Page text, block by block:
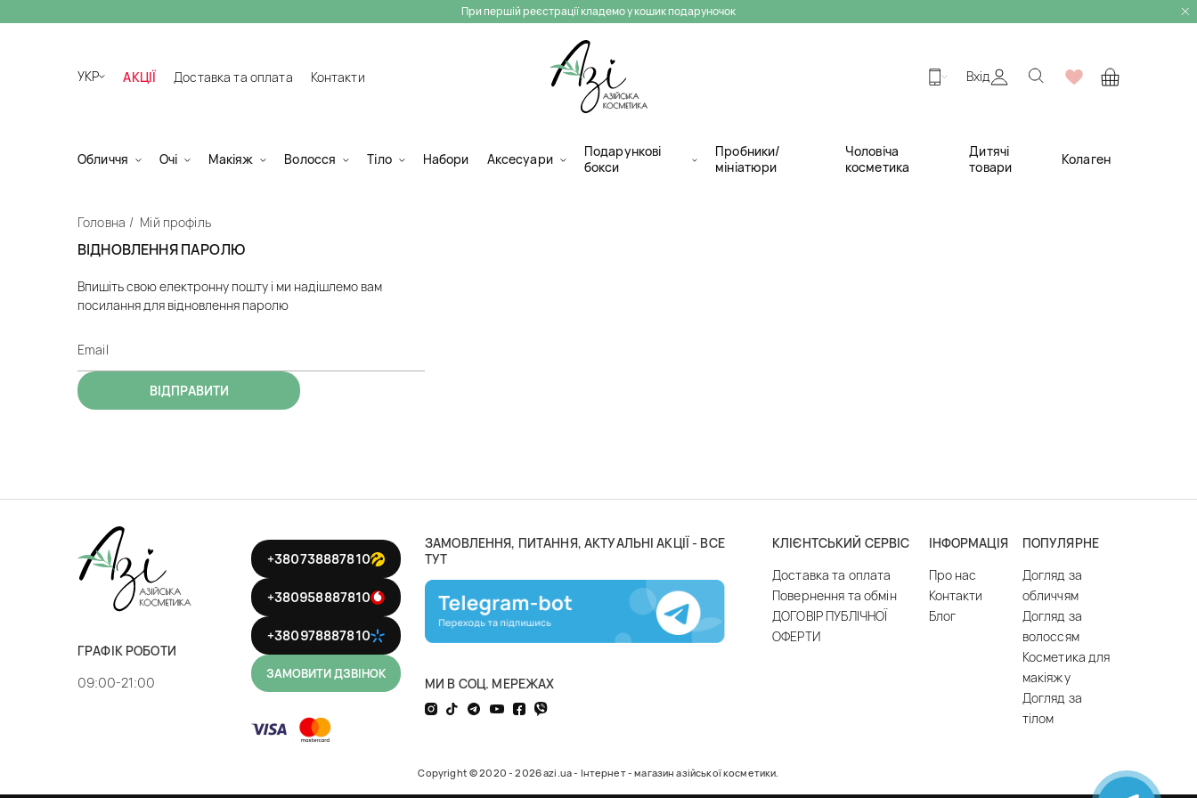
При першій реєстрації кладемо у кошик подаруночок
УКР АКЦІЇ Доставка та оплата Контакти Вхід
Обличчя Очі Макіяж Волосся Тіло Набори Аксесуари
Подарункові
бокси
Пробники/
мініатюри
Чоловіча
косметика
Дитячі
товари
Колаген
Головна Мій профіль
ВІДНОВЛЕННЯ ПАРОЛЮ
Впишіть свою електронну пошту і ми надішлемо вам
посилання для відновлення паролю
Alternative:
ГРАФІК РОБОТИ
09:00-21:00
ЗАМОВЛЕННЯ, ПИТАННЯ, АКТУАЛЬНІ АКЦІЇ - ВСЕ
ТУТ
МИ В СОЦ. МЕРЕЖАХ
КЛІЄНТСЬКИЙ СЕРВІС
Доставка та оплата
Повернення та обмін
ДОГОВІР ПУБЛІЧНОЇ
ОФЕРТИ
ІНФОРМАЦІЯ
Про нас
Контакти
Блог
+380738887810
+380958887810
+380978887810
ЗАМОВИТИ ДЗВІНОК
ПОПУЛЯРНЕ
Догляд за
обличчям
Догляд за
волоссям
Косметика для
макіяжу
Догляд за
тілом
Copyright © 2020 - 2026 azi.ua - Інтернет - магазин азійської косметики.